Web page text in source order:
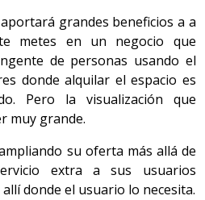
grandes beneficios a a
metes en un negocio que
de personas usando el
donde alquilar el espacio es
Pero la visualización que
muy grande.
su oferta más allá de
extra a sus usuarios
donde el usuario lo necesita.